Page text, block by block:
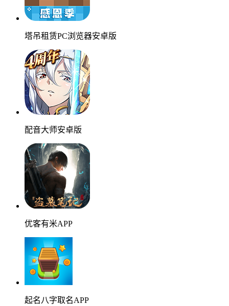
塔吊租赁PC浏览器安卓版
配音大师安卓版
优客有米APP
起名八字取名APP